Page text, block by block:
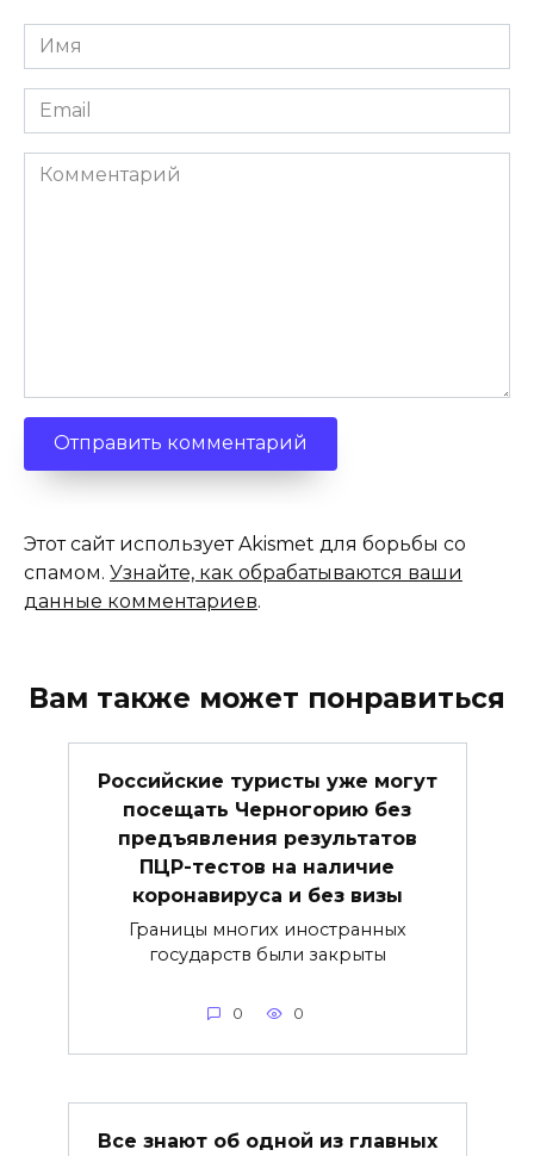
Имя
*
Email
*
Комментарий
Этот сайт использует Akismet для борьбы со
спамом. Узнайте, как обрабатываются ваши
данные комментариев.
Вам также может понравиться
Российские туристы уже могут
посещать Черногорию без
предъявления результатов
ПЦР-тестов на наличие
коронавируса и без визы
Границы многих иностранных
государств были закрыты
0 0
Все знают об одной из главных